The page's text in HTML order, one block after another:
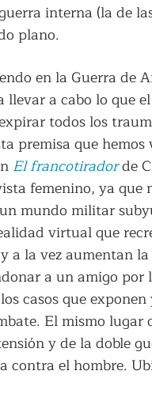
interna (la de
plano.
en la Guerra
a cabo lo que
todos los
premisa que
El francotiradorde
femenino, ya que
mundo militar
virtual que
a la vez aumentan
a un amigo
casos que
El mismo
y de la doble
el hombre.